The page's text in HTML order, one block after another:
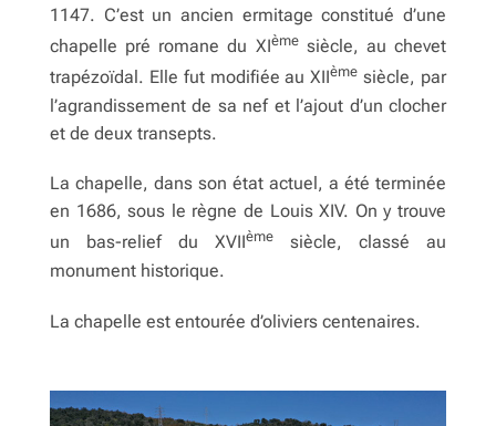
1147. C’est un ancien ermitage constitué d’une
chapelle pré romane du XIèmesiècle, au chevet
trapézoïdal. Elle fut modifiée au XIIème siècle, par
l’agrandissement de sa nef et l’ajout d’un clocher
et de deux transepts.
La chapelle, dans son état actuel, a été terminée
en 1686, sous le règne de Louis XIV. On y trouve
un bas-relief du XVIIème
siècle, classé au
monument historique.
La chapelle est entourée d’oliviers centenaires.